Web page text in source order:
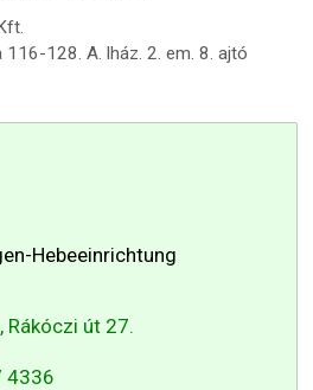
128. A. lház. 2. em. 8. ajtó
Hebeeinrichtung
Rákóczi út 27.
4336